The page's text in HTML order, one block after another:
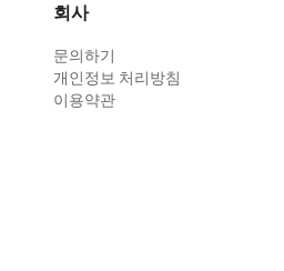
회사
문의하기
개인정보 처리방침
이용약관